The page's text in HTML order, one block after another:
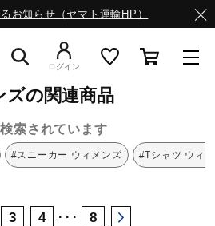
お知らせ（ヤマト運輸HP）
ウエア
ログイン
ズの関連商品
索されています
#スニーカー ウィメンズ #Tシャツ ウィ
3 4 ･･･ 8